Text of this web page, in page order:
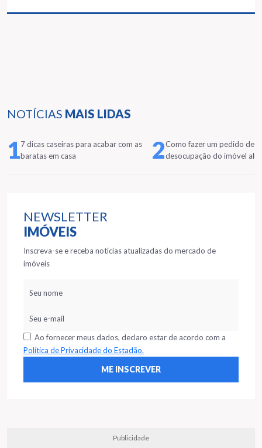
NOTÍCIAS MAIS LIDAS
17 dicas caseiras para acabar com as
baratas em casa
2Como fazer um pedido de
desocupação do imóvel
NEWSLETTER
IMÓVEIS
Inscreva-se e receba notícias atualizadas do mercado de
imóveis
Ao fornecer meus dados, declaro estar de acordo com a
Política de Privacidade do Estadão.
Publicidade